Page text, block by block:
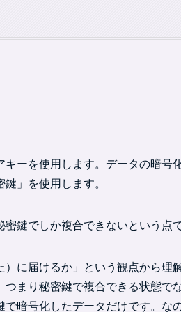
ーを使用します。データの暗号
」を使用します。
鍵でしか複合できないという点で
に届けるか」という観点から理
まり秘密鍵で複合できる状態で
暗号化したデータだけです。な